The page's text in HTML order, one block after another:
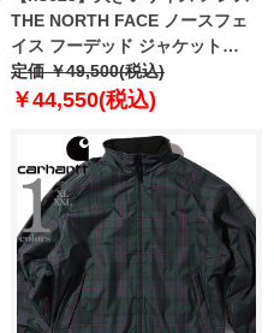
THE NORTH FACE ノースフェ
イス フーデッド ジャケット
MARTIS JACKET USA直輸入
nj3bq50k
定価 ￥49,500(税込)
￥44,550(税込)